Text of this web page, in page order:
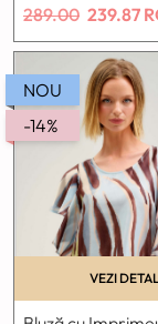
289.00 239.87
NOU
-14%
VEZI